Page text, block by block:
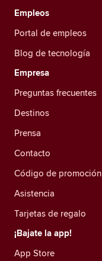
Empleos
Portal de empleos
Blog de tecnología
Empresa
Preguntas frecuentes
Destinos
Prensa
Contacto
Código de promoción
Asistencia
Tarjetas de regalo
¡Bajate la app!
App Store